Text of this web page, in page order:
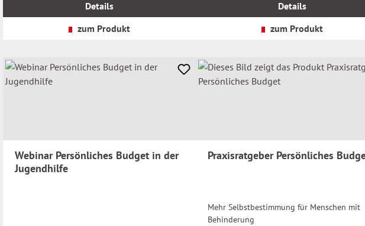
Details
zum Produkt
Details
zum Produkt
Webinar Persönliches Budget in der
Jugendhilfe
Praxisratgeber Persönliches
Mehr Selbstbestimmung für Menschen mit
Behinderung